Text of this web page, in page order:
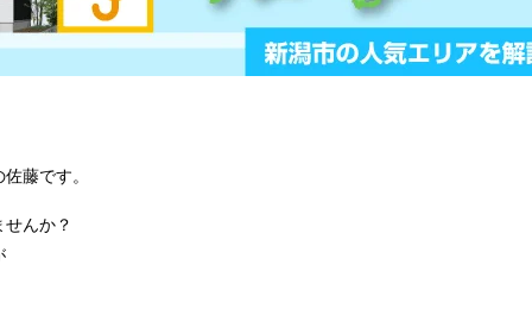
藤です。
んか？